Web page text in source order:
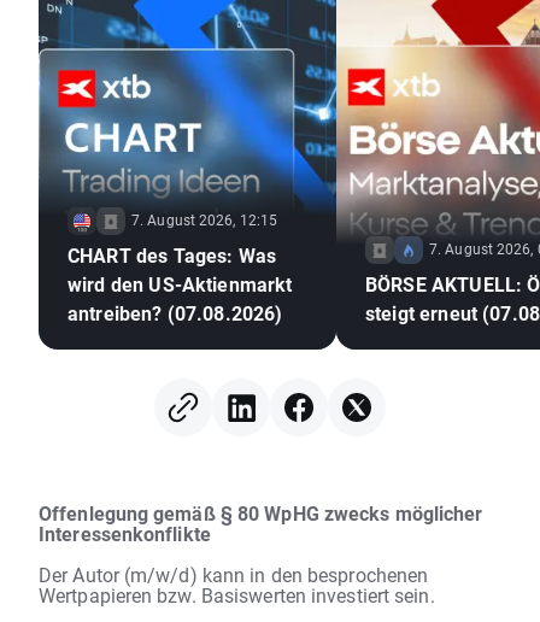
7. August 2026, 12:15
CHART des Tages: Was
wird den US-Aktienmarkt
antreiben? (07.08.2026)
7. August 2026,
BÖRSE AKTUELL:
steigt erneut
Offenlegung gemäß § 80 WpHG zwecks möglicher
Interessenkonflikte
Der Autor (m/w/d) kann in den besprochenen
Wertpapieren bzw. Basiswerten investiert sein.